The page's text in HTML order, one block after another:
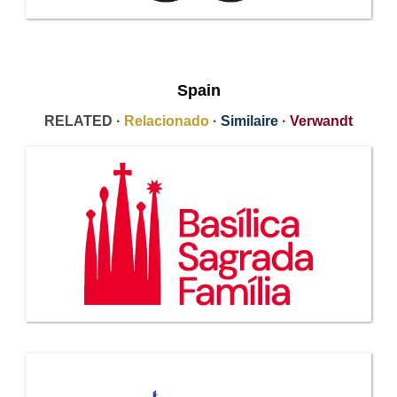
Spain
RELATED · Relacionado · Similaire · Verwandt